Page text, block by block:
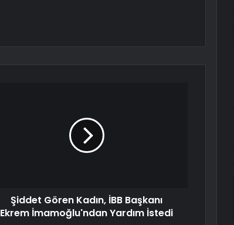
Şiddet Gören Kadın, İBB Başkanı
Ekrem İmamoğlu'ndan Yardım İstedi